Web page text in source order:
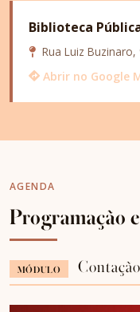
Biblioteca
Rua Luiz Buzinaro,
Abrir no Google
AGENDA
Programação
MÓDULO